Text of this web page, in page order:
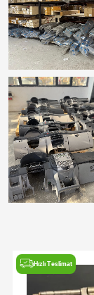
Hızlı Teslimat